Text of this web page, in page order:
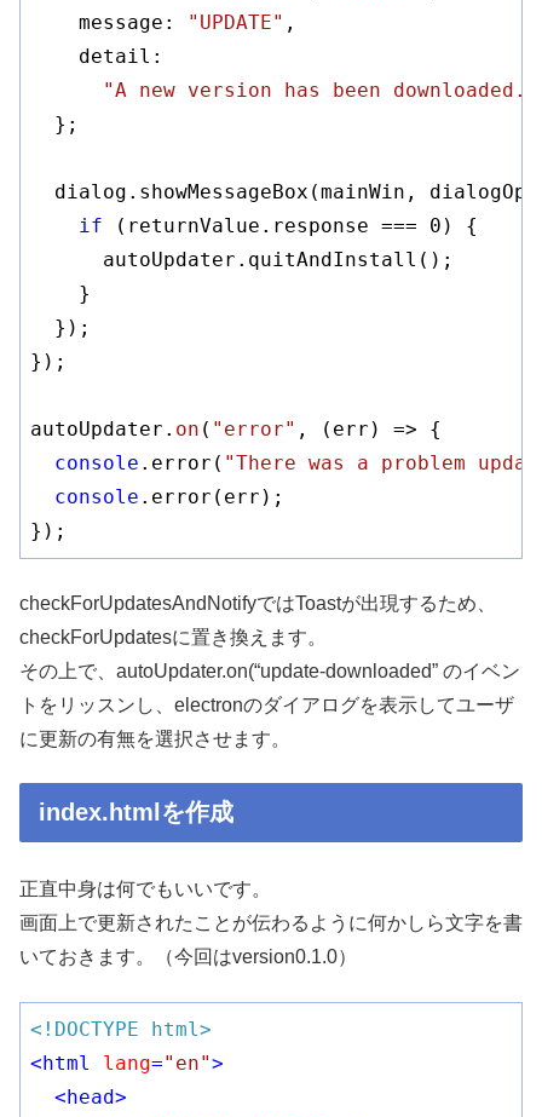
    message:
"UPDATE" ,
    detail:
"A new version has been
  };
dialog.showMessageBox(mainWin,
if (returnValue.response === 0 ) {
      autoUpdater.quitAndInstall();
    }
  });
});
autoUpdater. on ( "error" , (err) => {
console .error( "There was a problem
console .error(err);
});
checkForUpdatesAndNotifyではToastが出現するため、
checkForUpdatesに置き換えます。
その上で、autoUpdater.on(“update-downloaded” のイベン
トをリッスンし、electronのダイアログを表示してユーザ
に更新の有無を選択させます。
index.htmlを作成
正直中身は何でもいいです。
画面上で更新されたことが伝わるように何かしら文字を書
いておきます。（今回はversion0.1.0）
<!DOCTYPE html>
<html lang="en">
<head>